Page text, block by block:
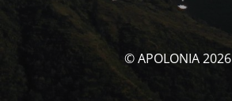
© APOLONIA 2026